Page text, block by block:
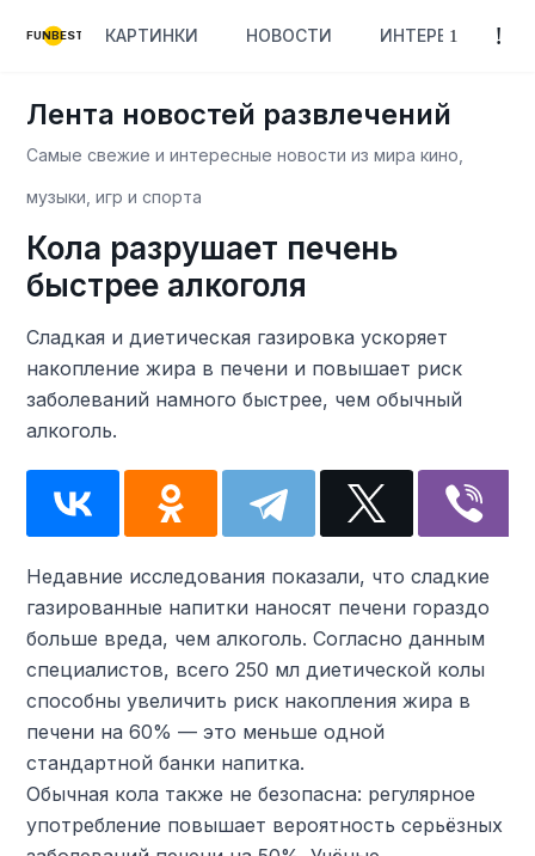
FUNBEST КАРТИНКИ НОВОСТИ ИНТЕРЕСНОЕ
Лента новостей развлечений
Самые свежие и интересные новости из мира кино,
музыки, игр и спорта
Кола разрушает печень
быстрее алкоголя
Сладкая и диетическая газировка ускоряет
накопление жира в печени и повышает риск
заболеваний намного быстрее, чем обычный
алкоголь.
Недавние исследования показали, что сладкие
газированные напитки наносят печени гораздо
больше вреда, чем алкоголь. Согласно данным
специалистов, всего 250 мл диетической колы
способны увеличить риск накопления жира в
печени на 60% — это меньше одной
стандартной банки напитка.
Обычная кола также не безопасна: регулярное
употребление повышает вероятность серьёзных